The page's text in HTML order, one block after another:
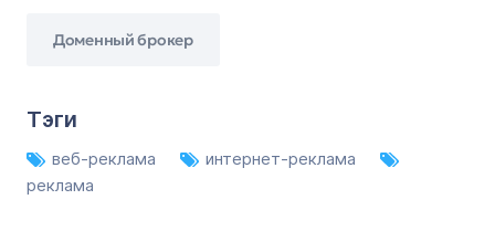
Доменный брокер
Тэги
веб-реклама
интернет-реклама
реклама